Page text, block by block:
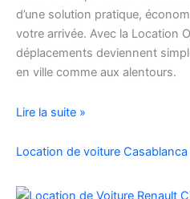
d’une solution pratique,
votre arrivée. Avec la Location
déplacements deviennent
en ville comme aux alentours.
Location
Corsa
Aéroport
Lire la suite »
Location de voiture Casablanca